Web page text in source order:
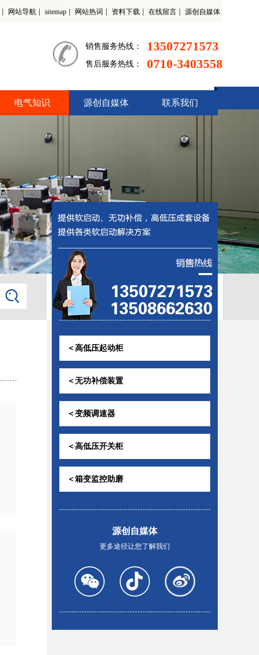
| 网站导航 | sitemap | 网站热词 | 资料下载 | 在线留言 | 源创自媒体
销售服务热线： 13507271573
售后服务热线： 0710-3403558
电气知识
高低压起动柜
无功补偿装置
变频调速器
高低压开关柜
箱变监控助磨
源创自媒体 联系我们
＜高低压起动柜
＜无功补偿装置
＜变频调速器
＜高低压开关柜
＜箱变监控助磨
源创自媒体
更多途径让您了解我们